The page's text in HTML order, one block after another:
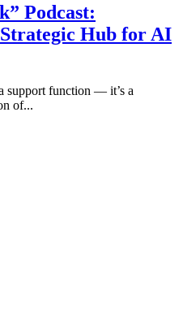
Podcast:
Strategic Hub for AI
support function — it’s a
of...